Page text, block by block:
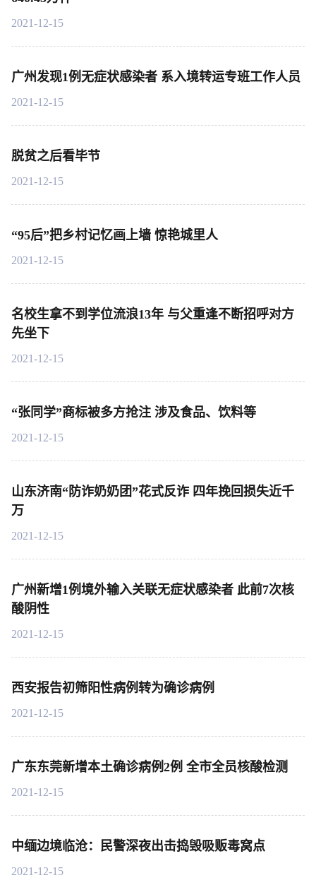
2021-12-15
广州发现1例无症状感染者 系入境转运专班工作人员
2021-12-15
脱贫之后看毕节
2021-12-15
“95后”把乡村记忆画上墙 惊艳城里人
2021-12-15
名校生拿不到学位流浪13年 与父重逢不断招呼对方
先坐下
2021-12-15
“张同学”商标被多方抢注 涉及食品、饮料等
2021-12-15
山东济南“防诈奶奶团”花式反诈 四年挽回损失近千
万
2021-12-15
广州新增1例境外输入关联无症状感染者 此前7次核
酸阴性
2021-12-15
西安报告初筛阳性病例转为确诊病例
2021-12-15
广东东莞新增本土确诊病例2例 全市全员核酸检测
2021-12-15
中缅边境临沧：民警深夜出击捣毁吸贩毒窝点
2021-12-15